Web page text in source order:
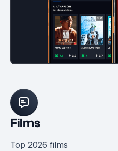
Films
Top 2026 films